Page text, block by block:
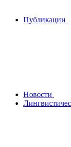
Публикации
Новости